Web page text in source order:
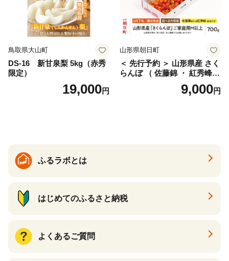
鳥取県大山町
DS-16 新甘泉梨 5kg（赤秀
限定）
19,000円
山形県朝日町
＜ 先行予約 ＞ 山形県産 さく
らんぼ （ 佐藤錦 ・ 紅秀峰
） ご家庭用 M以上 700g 【20
26年6月下旬から7月上旬発
9,000円
ふるラボとは
はじめてのふるさと納税
よくあるご質問